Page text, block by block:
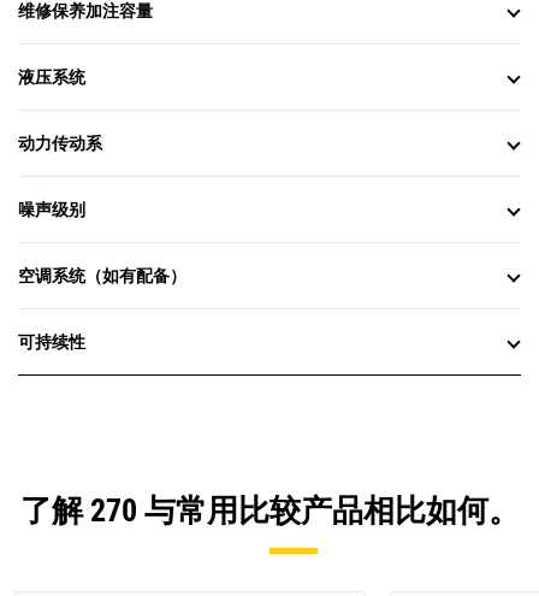
维修保养加注容量
液压系统
动力传动系
噪声级别
空调系统（如有配备）
可持续性
了解 270 与常用比较产品相比如何。